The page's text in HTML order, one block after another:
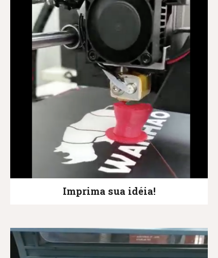
Imprima sua idéia!